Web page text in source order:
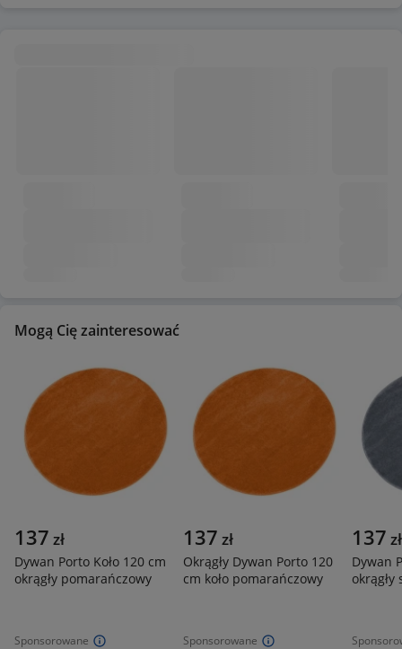
Mogą Cię zainteresować
Sponsorowane
137 zł
Dywan Porto Koło 120 cm
okrągły pomarańczowy
Sponsorowane
137 zł
Okrągły Dywan Porto 120
cm koło pomarańczowy
137 zł
Dywan
okrągły